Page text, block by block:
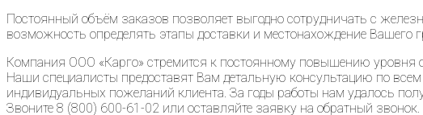
Постоянный объём заказов позволяет выгодно сотрудничать с
возможность определять этапы доставки и местонахождение Вашего
Компания ООО «Карго» стремится к постоянному повышению
Наши специалисты предоставят Вам детальную консультацию по
индивидуальных пожеланий клиента. За годы работы нам удалось
Звоните 8 (800) 600-61-02 или оставляйте заявку на обратный звонок.